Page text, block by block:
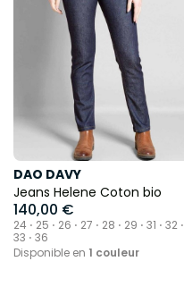
DAO DAVY
Jeans Helene Coton bio
140,00 €
24 ⋅ 25 ⋅ 26 ⋅ 27 ⋅ 28 ⋅ 29 ⋅ 31 ⋅ 32 ⋅
33 ⋅ 36
Disponible en 1 couleur